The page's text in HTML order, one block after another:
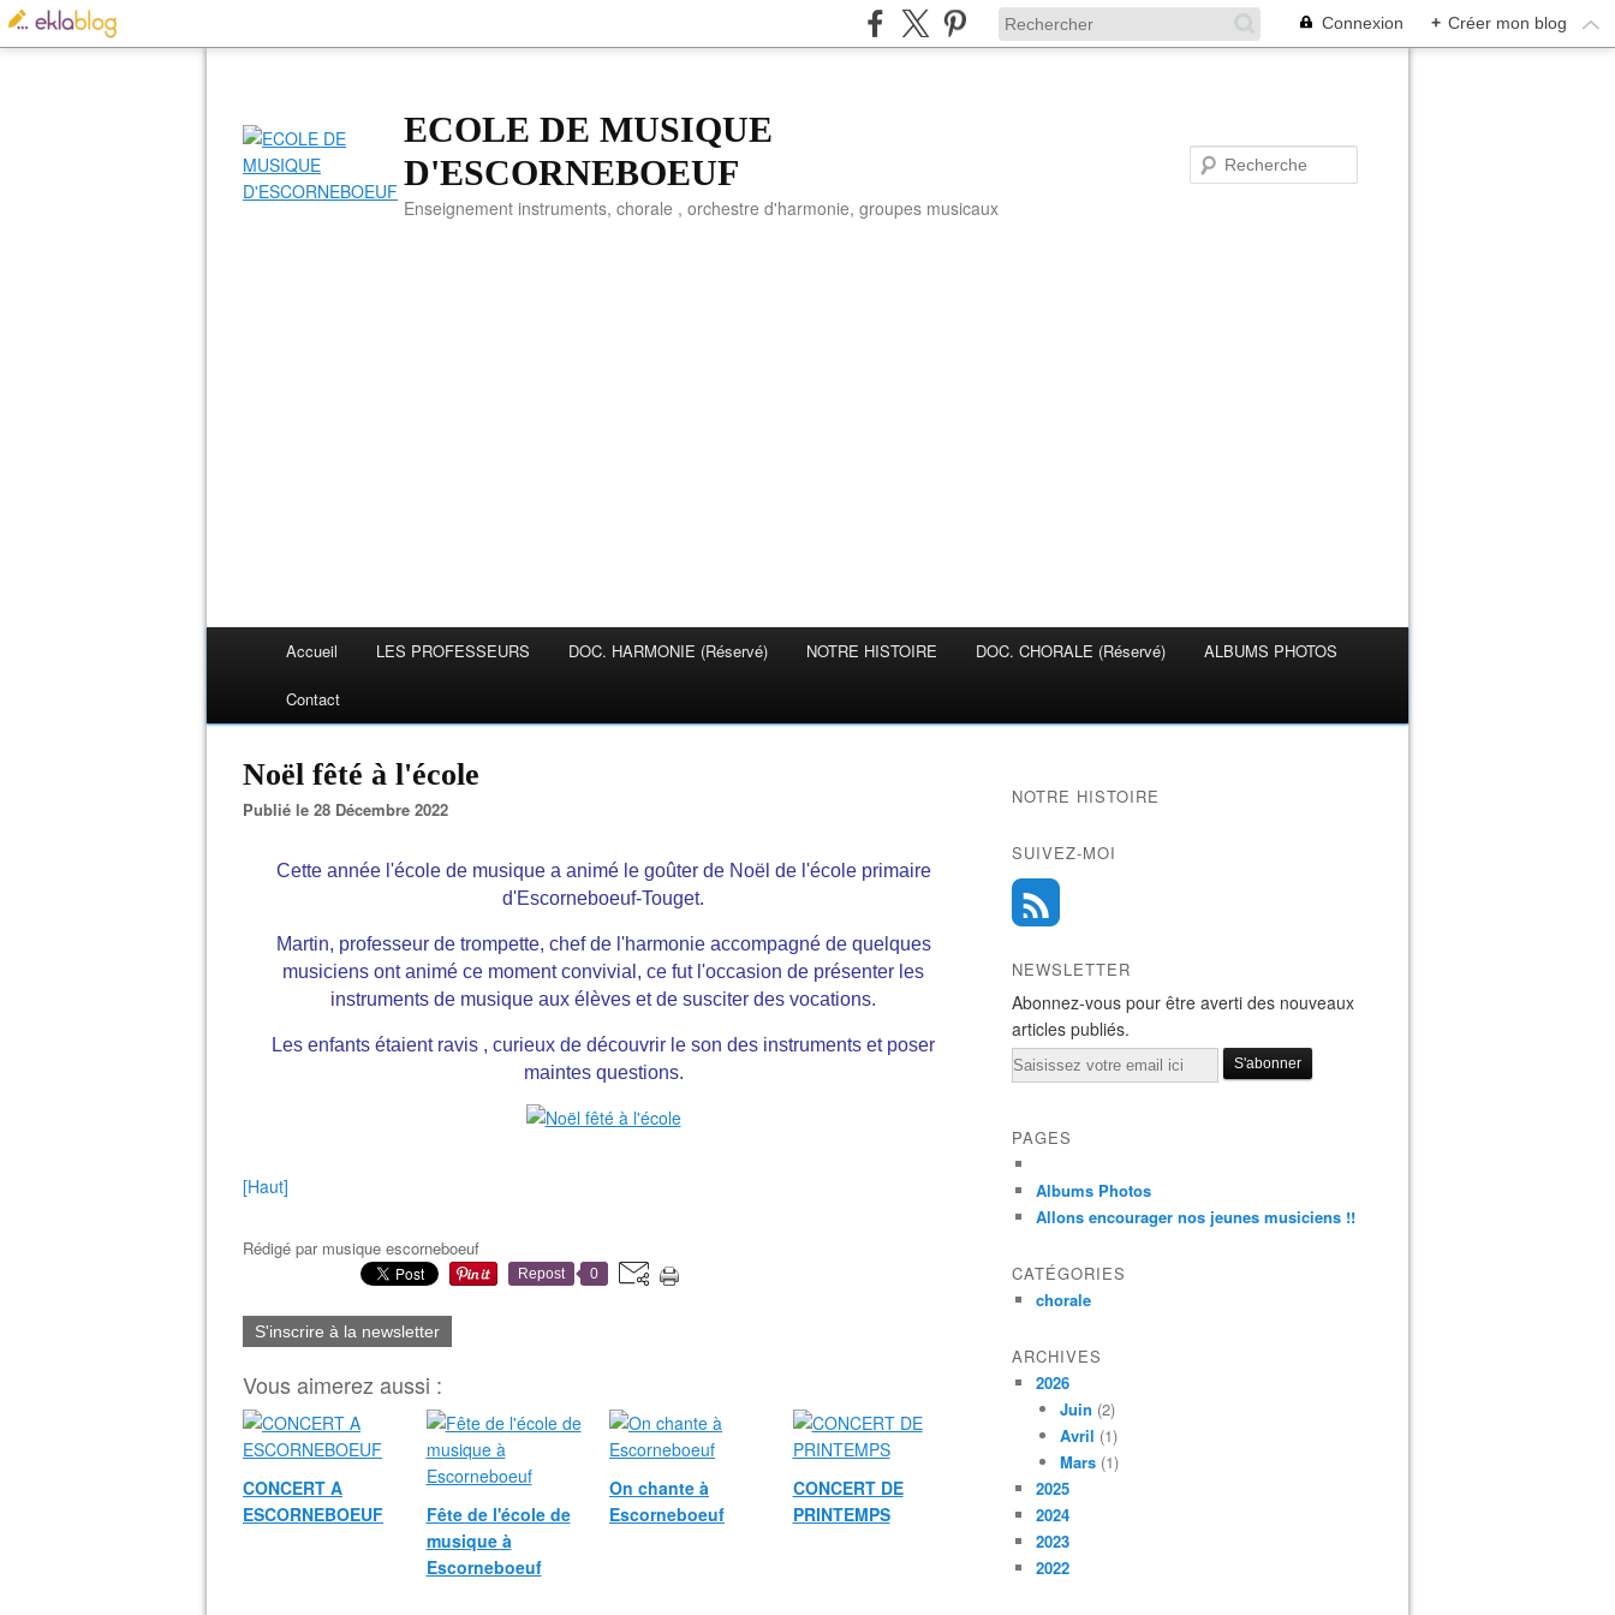
Connexion + Créer mon blog
ECOLE DE MUSIQUE
D'ESCORNEBOEUF
Enseignement instruments, chorale , orchestre d'harmonie, groupes musicaux
Accueil LES PROFESSEURS DOC. HARMONIE (réservé) NOTRE HISTOIRE DOC. CHORALE (Réservé) ALBUMS PHOTOS
Contact
Noël fêté à l'école
Publié le 28 Décembre 2022
Cette année l'école de musique a animé le goûter de Noël de l'école primaire
d'Escorneboeuf-Touget.
Martin, professeur de trompette, chef de l'harmonie accompagné de quelques
musiciens ont animé ce moment convivial, ce fut l'occasion de présenter les
instruments de musique aux élèves et de susciter des vocations.
Les enfants étaient ravis , curieux de découvrir le son des instruments et poser
maintes questions.
[Haut]
Rédigé par musique escorneboeuf
Repost 0
S'inscrire à la newsletter
Vous aimerez aussi :
CONCERT A
ESCORNEBOEUF
Fête de l'école de
musique à
Escorneboeuf
On chante à
Escorneboeuf
CONCERT DE
PRINTEMPS
NOTRE HISTOIRE
SUIVEZ-MOI
NEWSLETTER
Abonnez-vous pour être averti des nouveaux
articles publiés.
Email
PAGES
Albums Photos
Allons encourager nos jeunes musiciens !!
CATÉGORIES
chorale
ARCHIVES
2026
Juin (2)
Avril (1)
Mars (1)
2025
2024
2023
2022